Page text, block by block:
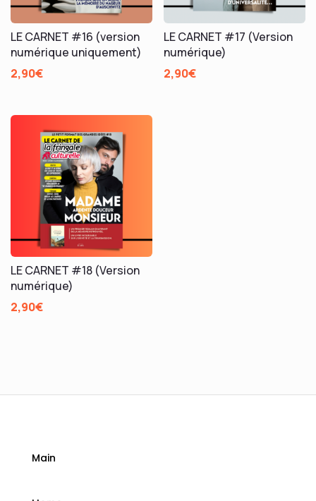
LE CARNET #16 (version
numérique uniquement)
2,90€
LE CARNET #17 (Version
numérique)
2,90€
LE CARNET #18 (Version
numérique)
2,90€
Main